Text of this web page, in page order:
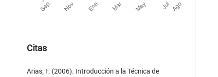
Citas
Arias, F. (2006). Introducción a la Técnica de